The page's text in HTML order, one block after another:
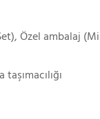
Özel ambalaj